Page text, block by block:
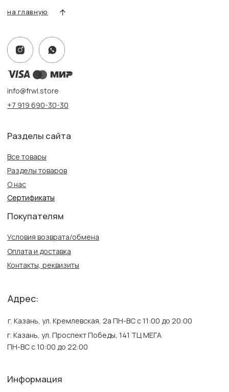
Информация
Политика конфиденциальности
Публичная оферта
Создание сайта
г. Казань, ул. Кремлевская, 2а ПН-ВС с 11:00 до 20:00